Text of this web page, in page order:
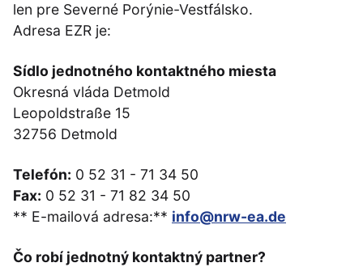
len pre Severné Porýnie-Vestfálsko.
Adresa EZR je:
Sídlo jednotného kontaktného miesta
Okresná vláda Detmold
Leopoldstraße 15
32756 Detmold
Telefón: 0 52 31 - 71 34 50
Fax: 0 52 31 - 71 82 34 50
** E-mailová adresa:** info@nrw-ea.de
Čo robí jednotný kontaktný partner?